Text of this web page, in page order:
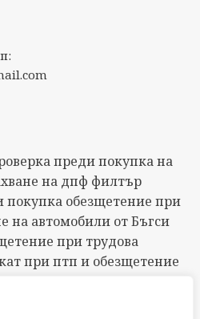
преди покупка на
на дпф филтър
покупка обезщетение при
на автомобили от Бъгси
при трудова
при птп и обезщетение